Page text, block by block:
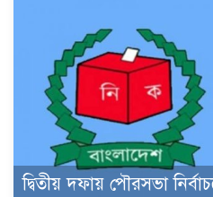
দ্বিতীয় দফায় পৌরসভা